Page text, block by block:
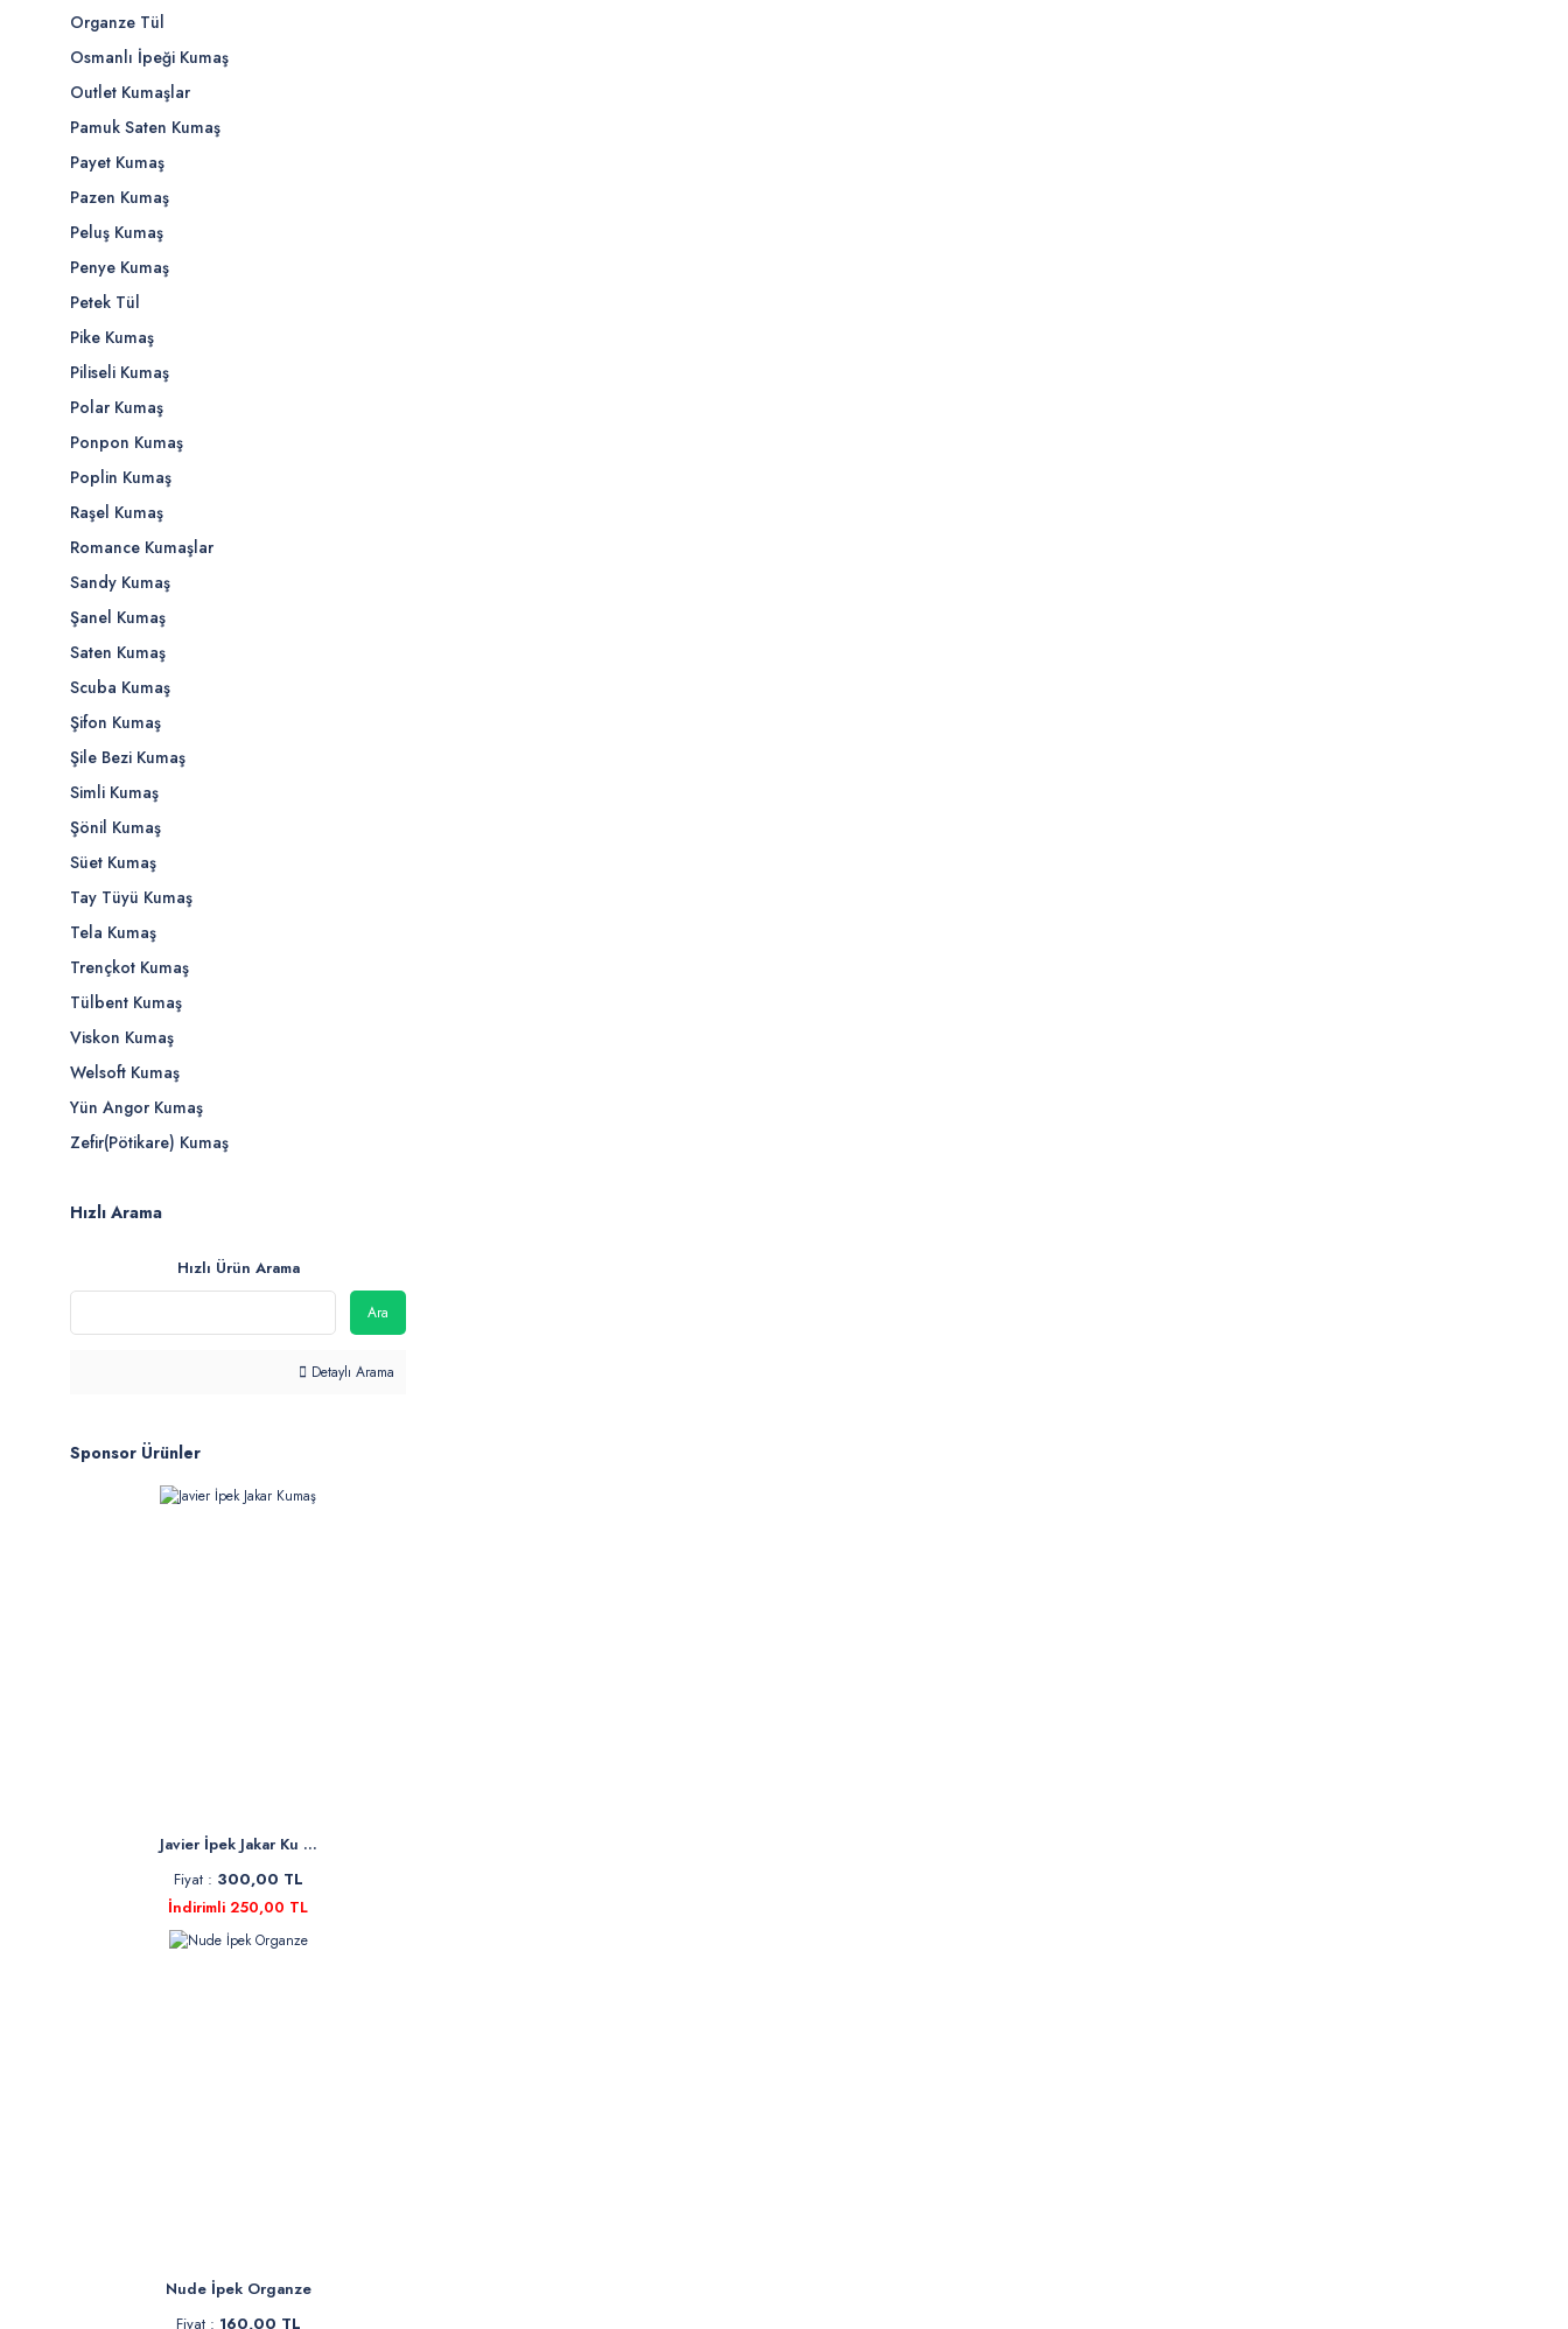
Organze Tül
Osmanlı İpeği Kumaş
Outlet Kumaşlar
Pamuk Saten Kumaş
Payet Kumaş
Pazen Kumaş
Peluş Kumaş
Penye Kumaş
Petek Tül
Pike Kumaş
Piliseli Kumaş
Polar Kumaş
Ponpon Kumaş
Poplin Kumaş
Raşel Kumaş
Romance Kumaşlar
Sandy Kumaş
Şanel Kumaş
Saten Kumaş
Scuba Kumaş
Şifon Kumaş
Şile Bezi Kumaş
Simli Kumaş
Şönil Kumaş
Süet Kumaş
Tay Tüyü Kumaş
Tela Kumaş
Trençkot Kumaş
Tülbent Kumaş
Viskon Kumaş
Welsoft Kumaş
Yün Angor Kumaş
Zefir(Pötikare) Kumaş
Hızlı Arama
Hızlı Ürün Arama
Ara
Detaylı Arama
Sponsor Ürünler
Javier İpek Jakar Ku ...
Fiyat : 300,00 TL
İndirimli 250,00 TL
Nude İpek Organze
Fiyat : 160,00 TL